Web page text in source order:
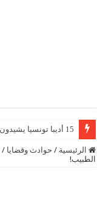
15 أديبا تونسيا يشيدون بتكريم الشاعر علي الدرورة
الرئيسية / حوادث وقضايا /
الطبيب!